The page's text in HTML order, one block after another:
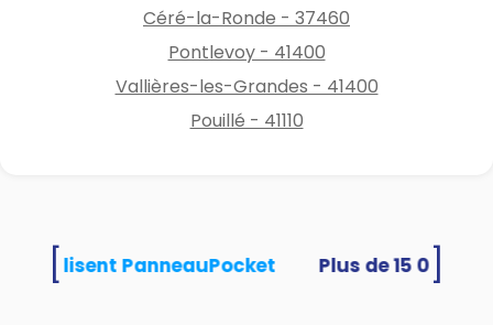
Cej67oocetQ2Ghd8gimq-
qn6bAiljQTzmCi3UBcDhTlKQzq
DgBg_aem_PxhFa0-
hNkGpQ6P9sxb3AQ
Céré-la-Ronde - 37460
Pontlevoy - 41400
Vallières-les-Grandes - 41400
Pouillé - 41110
utilisent PanneauPocket